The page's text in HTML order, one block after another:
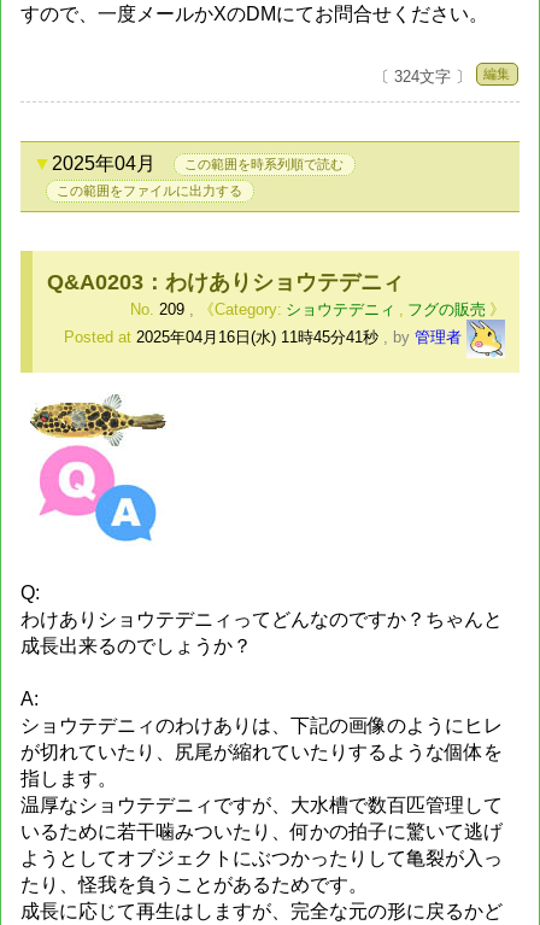
すので、一度メールかXのDMにてお問合せください。
〔 324文字 〕 編集
2025年04月
この範囲を時系列順で読む
この範囲をファイルに出力する
Q&A0203：わけありショウテデニィ
No. 209 ショウテデニィ
フグの販売
Posted at 2025年04月16日(水) 11時45分41秒 , by 管理者
Q:
わけありショウテデニィってどんなのですか？ちゃんと
成長出来るのでしょうか？
A:
ショウテデニィのわけありは、下記の画像のようにヒレ
が切れていたり、尻尾が縮れていたりするような個体を
指します。
温厚なショウテデニィですが、大水槽で数百匹管理して
いるために若干噛みついたり、何かの拍子に驚いて逃げ
ようとしてオブジェクトにぶつかったりして亀裂が入っ
たり、怪我を負うことがあるためです。
成長に応じて再生はしますが、完全な元の形に戻るかど